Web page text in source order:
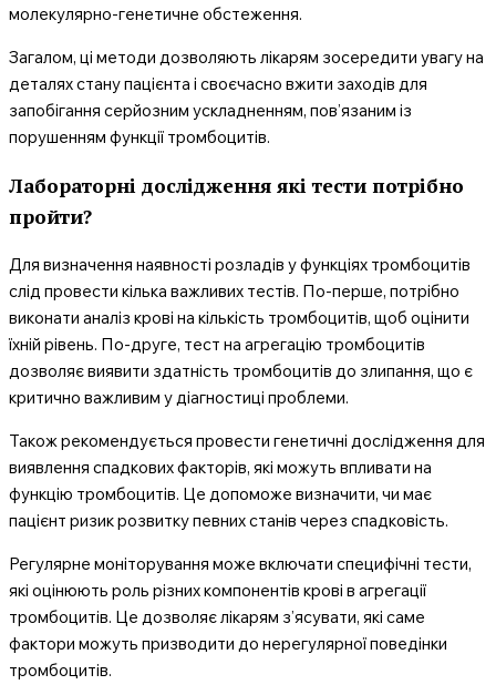
молекулярно-генетичне обстеження.
Загалом, ці методи дозволяють лікарям зосередити увагу на
деталях стану пацієнта і своєчасно вжити заходів для
запобігання серйозним ускладненням, пов’язаним із
порушенням функції тромбоцитів.
Лабораторні дослідження які тести потрібно
пройти?
Для визначення наявності розладів у функціях тромбоцитів
слід провести кілька важливих тестів. По-перше, потрібно
виконати аналіз крові на кількість тромбоцитів, щоб оцінити
їхній рівень. По-друге, тест на агрегацію тромбоцитів
дозволяє виявити здатність тромбоцитів до злипання, що є
критично важливим у діагностиці проблеми.
Також рекомендується провести генетичні дослідження для
виявлення спадкових факторів, які можуть впливати на
функцію тромбоцитів. Це допоможе визначити, чи має
пацієнт ризик розвитку певних станів через спадковість.
Регулярне моніторування може включати специфічні тести,
які оцінюють роль різних компонентів крові в агрегації
тромбоцитів. Це дозволяє лікарям з’ясувати, які саме
фактори можуть призводити до нерегулярної поведінки
тромбоцитів.